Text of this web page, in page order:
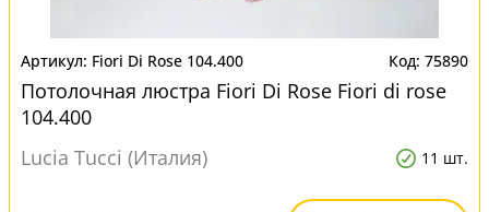
Fiori Di Rose 104.400 75890
Потолочная люстра Fiori Di Rose Fiori di rose
104.400
Lucia Tucci (Италия)
11 шт.